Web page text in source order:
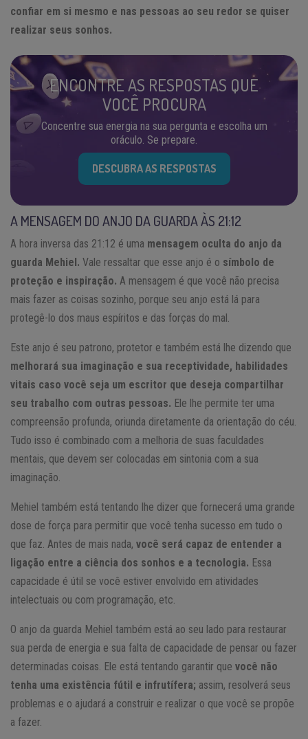
confiar em si mesmo e nas pessoas ao seu redor se quiser
realizar seus sonhos.
ENCONTRE AS RESPOSTAS QUE
VOCÊ PROCURA
Concentre sua energia na sua pergunta e escolha um
oráculo. Se prepare.
DESCUBRA AS RESPOSTAS
A MENSAGEM DO ANJO DA GUARDA ÀS 21:12
A hora inversa das 21:12 é uma mensagem oculta do anjo da
guarda Mehiel. Vale ressaltar que esse anjo é o símbolo de
proteção e inspiração. A mensagem é que você não precisa
mais fazer as coisas sozinho, porque seu anjo está lá para
protegê-lo dos maus espíritos e das forças do mal.
Este anjo é seu patrono, protetor e também está lhe dizendo que
melhorará sua imaginação e sua receptividade, habilidades
vitais caso você seja um escritor que deseja compartilhar
seu trabalho com outras pessoas. Ele lhe permite ter uma
compreensão profunda, oriunda diretamente da orientação do céu.
Tudo isso é combinado com a melhoria de suas faculdades
mentais, que devem ser colocadas em sintonia com a sua
imaginação.
Mehiel também está tentando lhe dizer que fornecerá uma grande
dose de força para permitir que você tenha sucesso em tudo o
que faz. Antes de mais nada, você será capaz de entender a
ligação entre a ciência dos sonhos e a tecnologia. Essa
capacidade é útil se você estiver envolvido em atividades
intelectuais ou com programação, etc.
O anjo da guarda Mehiel também está ao seu lado para restaurar
sua perda de energia e sua falta de capacidade de pensar ou fazer
determinadas coisas. Ele está tentando garantir que você não
tenha uma existência fútil e infrutífera; assim, resolverá seus
problemas e o ajudará a construir e realizar o que você se propõe
a fazer.